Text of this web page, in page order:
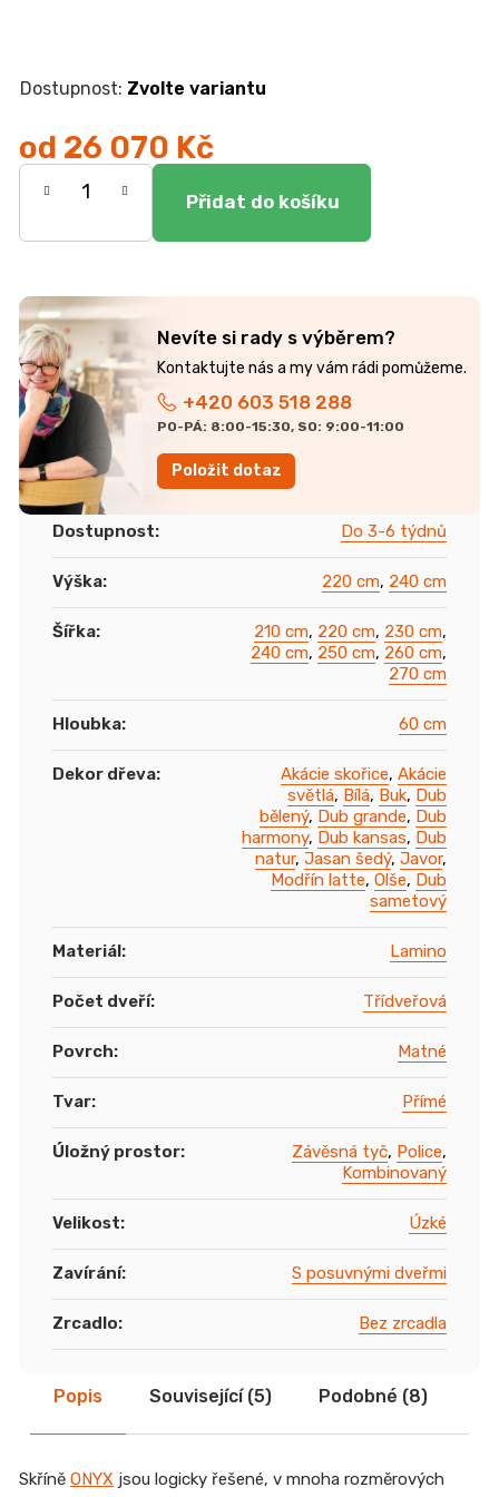
Zvolte variantu
od 26 070 Kč
Měrná
Dostupnost: Do 3-6 týdnů
Výška: 220 cm, 240 cm
Šířka: 210 cm, 220 cm, 230 cm,
240 cm, 250 cm, 260 cm,
270 cm
Hloubka: 60 cm
Dekor dřeva: Akácie skořice, Akácie
světlá, Bílá, Buk, Dub
bělený, Dub grande, Dub
harmony, Dub kansas, Dub
natur, Jasan šedý, Javor,
Modřín latte, Olše, Dub
sametový
Materiál: Lamino
Počet dveří: Třídveřová
Povrch: Matné
Tvar: Přímé
Úložný prostor: Závěsná tyč, Police,
Kombinovaný
Velikost: Úzké
Zavírání: S posuvnými dveřmi
Zrcadlo: Bez zrcadla
Nevíte si rady s výběrem?
+420 603 518 288
PO-PÁ: 8:00-15:30, SO: 9:00-11:00
Položit dotaz
Popis Související (5) Podobné (8)
Skříně ONYX jsou logicky řešené, v mnoha rozměrových